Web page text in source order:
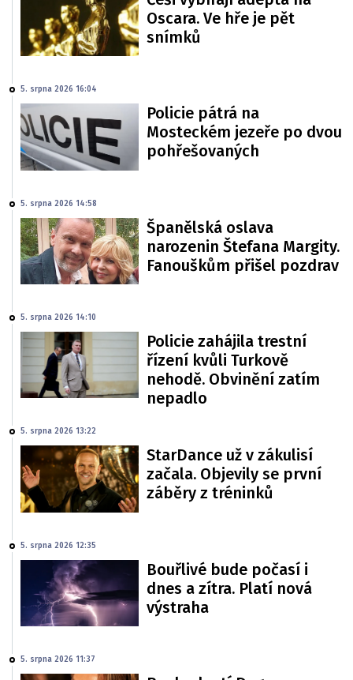
Oscara. Ve hře je pět
snímků
5. srpna 2026 16:04
Policie pátrá na
Mosteckém jezeře po dvou
pohřešovaných
5. srpna 2026 14:58
Španělská oslava
narozenin Štefana Margity.
Fanouškům přišel pozdrav
5. srpna 2026 14:10
Policie zahájila trestní
řízení kvůli Turkově
nehodě. Obvinění zatím
nepadlo
5. srpna 2026 13:22
StarDance už v zákulisí
začala. Objevily se první
záběry z tréninků
5. srpna 2026 12:35
Bouřlivé bude počasí i
dnes a zítra. Platí nová
výstraha
5. srpna 2026 11:37